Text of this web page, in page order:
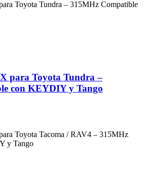
para Toyota Tundra –
con KEYDIY y Tango